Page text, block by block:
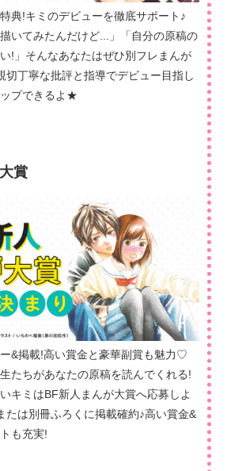
典!キミのデビューを徹底サポート♪
描いてみたんだけど...」「自分の原稿の
!」そんなあなたはぜひ別フレまんが
切丁寧な批評と指導でデビュー目指し
プできるよ★
賞
&掲載!高い賞金と豪華副賞も魅力♡
たちがあなたの原稿を読んでくれる!
キミはBF新人まんが大賞へ応募しよ
たは別冊ふろくに掲載確約♪高い賞金&
も充実!